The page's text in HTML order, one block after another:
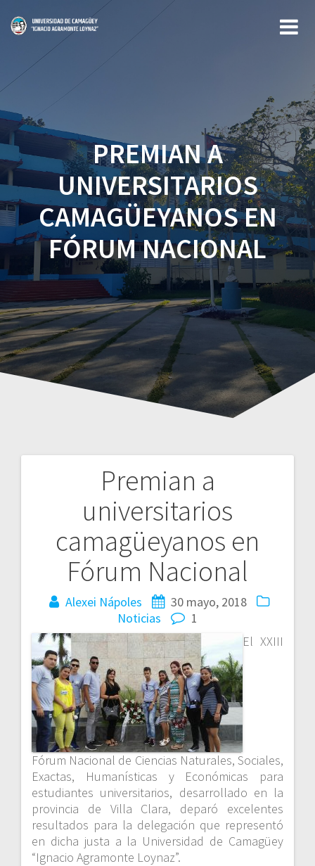
PREMIAN A
UNIVERSITARIOS
CAMAGÜEYANOS EN
FÓRUM NACIONAL
Premian a
universitarios
camagüeyanos en
Fórum Nacional
Alexei Nápoles
30 mayo, 2018
Noticias
1
El XXIII
Fórum Nacional de Ciencias Naturales, Sociales,
Exactas, Humanísticas y Económicas para
estudiantes universitarios, desarrollado en la
provincia de Villa Clara, deparó excelentes
resultados para la delegación que representó
en dicha justa a la Universidad de Camagüey
“Ignacio Agramonte Loynaz”.
Navegación
entradas